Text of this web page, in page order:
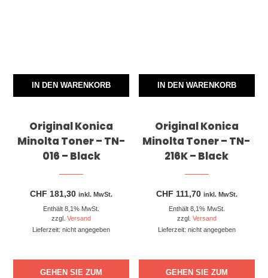
IN DEN WARENKORB
Original Konica
Minolta Toner – TN-
016 – Black
CHF 181,30 inkl. MwSt.
Enthält 8,1% MwSt.
zzgl.Versand
Lieferzeit: nicht angegeben
GEHEN SIE ZUM
IN DEN WARENKORB
Original Konica
Minolta Toner – TN-
216K – Black
CHF 111,70 inkl. MwSt.
Enthält 8,1% MwSt.
zzgl. Versand
Lieferzeit: nicht angegeben
GEHEN SIE ZUM